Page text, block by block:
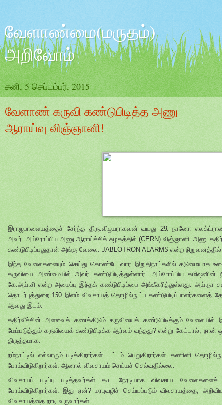
வேளாண்மை(மருதம்)
அறிவோம்
சனி, 5 செப்டம்பர், 2015
வேளாண் கருவி கண்டுபிடித்த அணு
ஆராய்வு விஞ்ஞானி!
இராஜபாளையத்தைச் சேர்ந்த திரு.விஜயராகவன் வயது 29. நானோ
அவர். அய்ரோப்பிய அணு ஆராய்ச்சிக் கழகத்தில் (CERN) விஞ்ஞானி. அணு
கண்டுபிடிப்பதுதான் அங்கு வேலை. JABLOTRON ALARMS என்ற
இந்த வேலைகளையும் செய்து கொண்டே வார இறுதிநாட்களில் கடுமையாக
கருவியை அண்மையில் அவர் கண்டுபிடித்துள்ளார். அய்ரோப்பிய கமிஷனின்
கே.அய்.சி என்ற அமைப்பு இந்தக் கண்டுபிடிப்பை அங்கீகரித்துள்ளது.
தொடர்புத்துறை 150 இளம் விவசாயத் தொழில்நுட்ப கண்டுபிடிப்பாளர்களைத்
ஆவது இடம்.
கதிர்வீச்சின் அளவைக் கணக்கிடும் கருவியைக் கண்டுபிடிக்கும் வேலையில்
மேம்படுத்தும் கருவியைக் கண்டுபிடிக்க ஆர்வம் வந்தது? என்று கேட்டால், நான்
திருத்தமாக.
நம்நாட்டில் எல்லாரும் படிக்கிறார்கள். பட்டம் பெறுகிறார்கள். கணினி
போய்விடுகிறார்கள். ஆனால் விவசாயம் செய்யச் செல்வதில்லை.
விவசாயப் படிப்பு படித்தவர்கள் கூட நேரடியாக விவசாய
போய்விடுகிறார்கள். இது ஏன்? மரபுவழிச் செய்யப்படும் விவசாயத்தை,
விவசாயத்தை நாடி வருவார்கள்.